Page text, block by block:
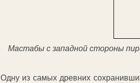
Мастабы с западной стороны
Одну из самых древних